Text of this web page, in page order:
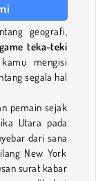
geografi,
game teka-teki
mengisi
segala hal
pemain sejak
Utara pada
dari sana
New York
surat kabar